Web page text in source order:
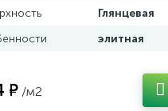
Глянцевая
элитная
₽ /м2